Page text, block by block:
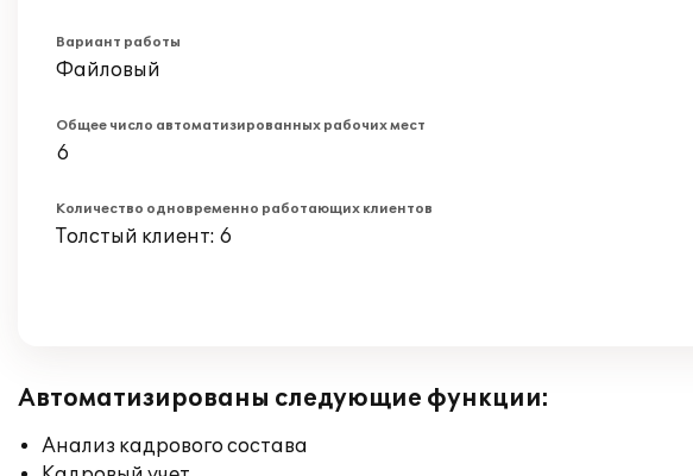
Вариант работы
Файловый
Общее число автоматизированных рабочих мест
6
Количество одновременно работающих клиентов
Толстый клиент: 6
Автоматизированы следующие функции:
Анализ кадрового состава